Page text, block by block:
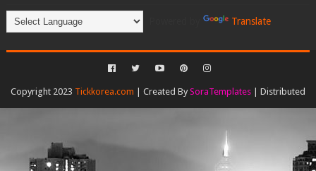
Translate
Copyright 2023 Tickkorea.com | Created By SoraTemplates| Distributed